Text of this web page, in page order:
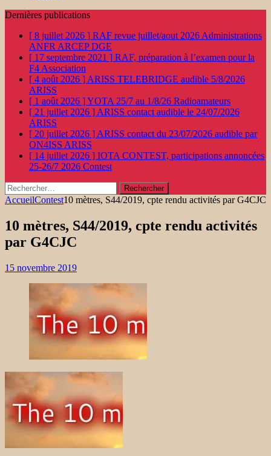
Dernières publications
[ 8 juillet 2026 ] RAF revue juillet/aout 2026 Administrations
ANFR ARCEP DGE
[ 17 septembre 2021 ] RAF, préparation à l’examen pour la
F4 Association
[ 4 août 2026 ] ARISS TELEBRIDGE audible 5/8/2026
ARISS
[ 1 août 2026 ]YOTA 25/7 au 1/8/26 Radioamateurs
[ 21 juillet 2026 ] ARISS contact audible le 24/07/2026
ARISS
[ 20 juillet 2026 ] ARISS contact du 23/07/2026 audible par
ON4ISS ARISS
[ 14 juillet 2026 ] IOTA CONTEST, participations annoncées
25-26/7 2026 Contest
Rechercher :
AccueilContest10 mètres, S44/2019, cpte rendu activités par G4CJC
10 mètres, S44/2019, cpte rendu activités
par G4CJC
15 novembre 2019